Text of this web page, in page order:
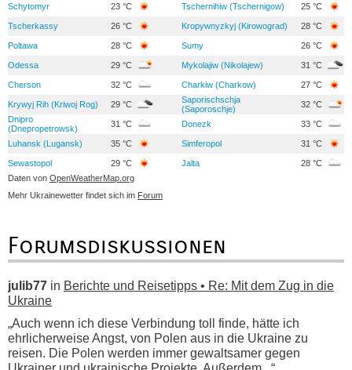
Schytomyr 23 °C Tschernihiw (Tschernigow) 25 °C
Tscherkassy 26 °C Kropywnyzkyj (Kirowograd) 28 °C
Poltawa 28 °C Sumy 26 °C
Odessa 29 °C Mykolajiw (Nikolajew) 31 °C
Cherson 32 °C Charkiw (Charkow) 27 °C
Krywyj Rih (Kriwoj Rog) 29 °C
Saporischschja
(Saporoschje)
32 °C
Dnipro
(Dnepropetrowsk)
31 °C Donezk 33 °C
Luhansk (Lugansk) 35 °C Simferopol 31 °C
Sewastopol 29 °C Jalta
28 °C
Daten von OpenWeatherMap.org
Mehr Ukrainewetter findet sich im Forum
Forumsdiskussionen
julib77 in Berichte und Reisetipps • Re: Mit dem Zug in die
Ukraine
„Auch wenn ich diese Verbindung toll finde, hätte ich
ehrlicherweise Angst, von Polen aus in die Ukraine zu
reisen. Die Polen werden immer gewaltsamer gegen